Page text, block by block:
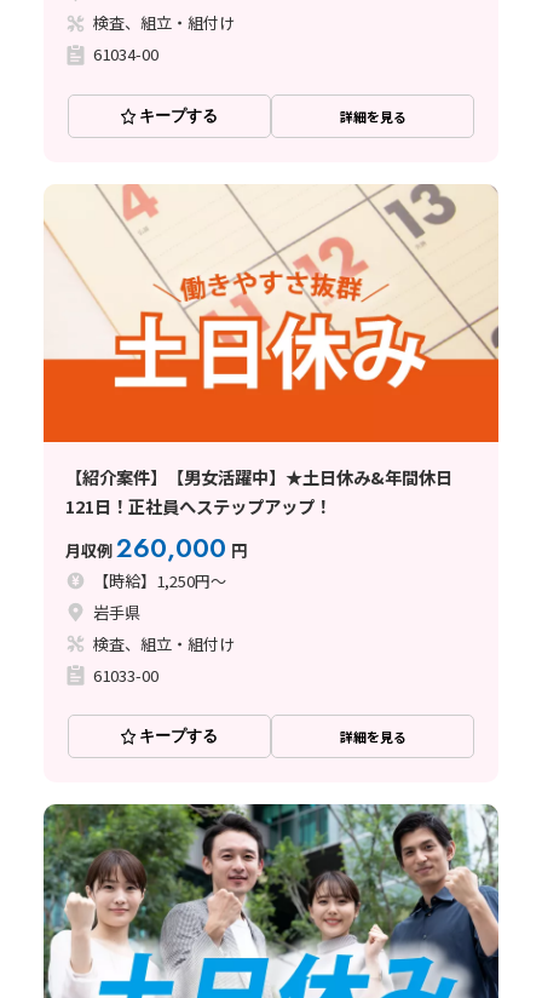
検査、組立・組付け
61034-00
キープする 詳細を見る
【紹介案件】【男女活躍中】★土日休み&年間休日
121日！正社員へステップアップ！
月収例260,000 円
【時給】1,250円～
岩手県
検査、組立・組付け
61033-00
キープする 詳細を見る